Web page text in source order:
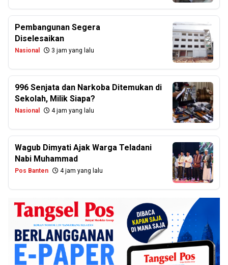
Pembangunan Segera
Diselesaikan
Nasional 3 jam yang lalu
996 Senjata dan Narkoba Ditemukan di
Sekolah, Milik Siapa?
Nasional 4 jam yang lalu
Wagub Dimyati Ajak Warga Teladani
Nabi Muhammad
Pos Banten 4 jam yang lalu